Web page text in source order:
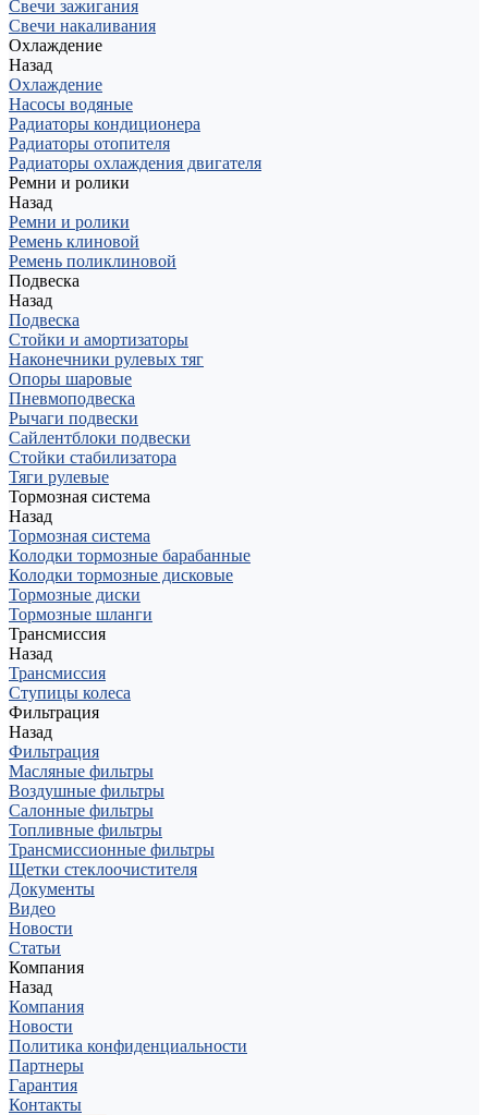
Свечи зажигания
Свечи накаливания
Охлаждение
Назад
Охлаждение
Насосы водяные
Радиаторы кондиционера
Радиаторы отопителя
Радиаторы охлаждения двигателя
Ремни и ролики
Назад
Ремни и ролики
Ремень клиновой
Ремень поликлиновой
Подвеска
Назад
Подвеска
Стойки и амортизаторы
Наконечники рулевых тяг
Опоры шаровые
Пневмоподвеска
Рычаги подвески
Сайлентблоки подвески
Стойки стабилизатора
Тяги рулевые
Тормозная система
Назад
Тормозная система
Колодки тормозные барабанные
Колодки тормозные дисковые
Тормозные диски
Тормозные шланги
Трансмиссия
Назад
Трансмиссия
Ступицы колеса
Фильтрация
Назад
Фильтрация
Масляные фильтры
Воздушные фильтры
Салонные фильтры
Топливные фильтры
Трансмиссионные фильтры
Щетки стеклоочистителя
Документы
Видео
Новости
Статьи
Компания
Назад
Компания
Новости
Политика конфиденциальности
Партнеры
Гарантия
Контакты